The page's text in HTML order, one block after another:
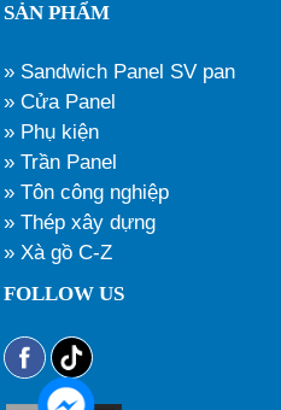
SẢN PHẨM
» Sandwich Panel SV pan
» Cửa Panel
» Phụ kiện
» Trần Panel
» Tôn công nghiệp
» Thép xây dựng
» Xà gồ C-Z
FOLLOW US